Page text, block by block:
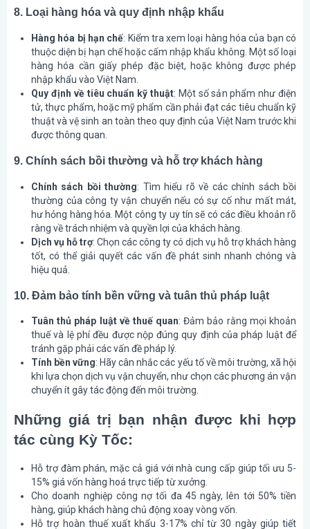
8. Loại hàng hóa và quy định nhập khẩu
Hàng hóa bị hạn chế: Kiểm tra xem loại hàng hóa của bạn có
thuộc diện bị hạn chế hoặc cấm nhập khẩu không. Một số loại
hàng hóa cần giấy phép đặc biệt, hoặc không được phép
nhập khẩu vào Việt Nam.
Quy định về tiêu chuẩn kỹ thuật: Một số sản phẩm như điện
tử, thực phẩm, hoặc mỹ phẩm cần phải đạt các tiêu chuẩn kỹ
thuật và vệ sinh an toàn theo quy định của Việt Nam trước khi
được thông quan.
9. Chính sách bồi thường và hỗ trợ khách hàng
Chính sách bồi thường: Tìm hiểu rõ về các chính sách bồi
thường của công ty vận chuyển nếu có sự cố như mất mát,
hư hỏng hàng hóa. Một công ty uy tín sẽ có các điều khoản rõ
ràng về trách nhiệm và quyền lợi của khách hàng.
Dịch vụ hỗ trợ: Chọn các công ty có dịch vụ hỗ trợ khách hàng
tốt, có thể giải quyết các vấn đề phát sinh nhanh chóng và
hiệu quả.
10. Đảm bảo tính bền vững và tuân thủ pháp luật
Tuân thủ pháp luật về thuế quan: Đảm bảo rằng mọi khoản
thuế và lệ phí đều được nộp đúng quy định của pháp luật để
tránh gặp phải các vấn đề pháp lý.
Tính bền vững: Hãy cân nhắc các yếu tố về môi trường, xã hội
khi lựa chọn dịch vụ vận chuyển, như chọn các phương án vận
chuyển ít gây tác động đến môi trường.
Những giá trị bạn nhận được khi hợp
tác cùng Kỳ Tốc:
Hỗ trợ đàm phán, mặc cả giá với nhà cung cấp giúp tối ưu 5-
15% giá vốn hàng hoá trực tiếp từ xưởng.
Cho doanh nghiệp công nợ tối đa 45 ngày, lên tới 50% tiền
hàng, giúp khách hàng chủ động xoay vòng vốn.
Hỗ trợ hoàn thuế xuất khẩu 3-17% chỉ từ 30 ngày giúp tiết